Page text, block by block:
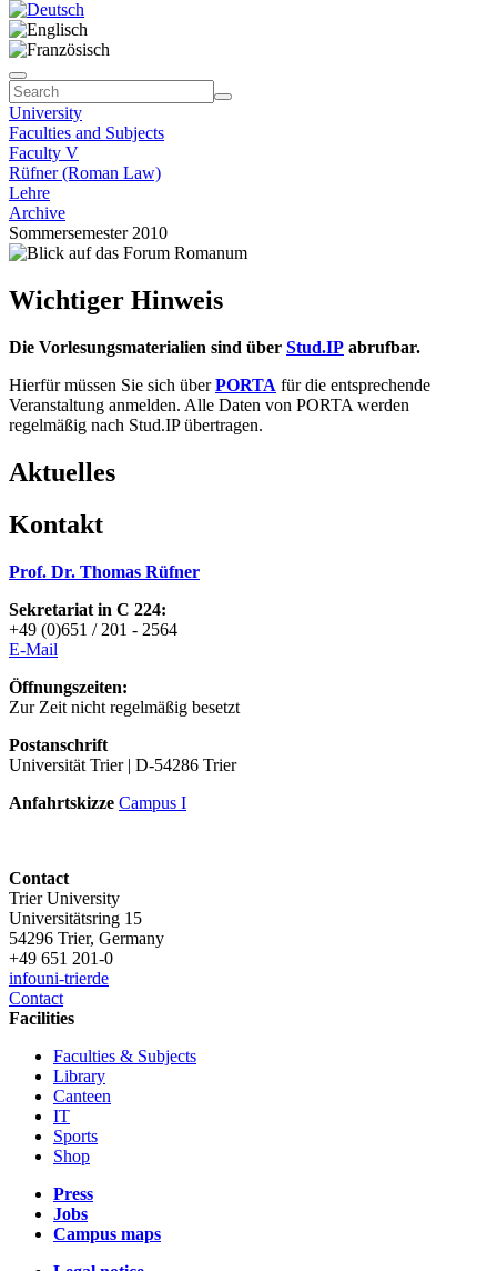
University
Faculties and Subjects
Faculty V
Rüfner (Roman Law)
Lehre
Archive
Sommersemester 2010
Wichtiger Hinweis
Die Vorlesungsmaterialien sind über Stud.IP abrufbar.
Hierfür müssen Sie sich über PORTA für die entsprechende
Veranstaltung anmelden. Alle Daten von PORTA werden
regelmäßig nach Stud.IP übertragen.
Aktuelles
Kontakt
Prof. Dr. Thomas Rüfner
Sekretariat in C 224:
+49 (0)651 / 201 - 2564
E-Mail
Öffnungszeiten:
Zur Zeit nicht regelmäßig besetzt
Postanschrift
Universität Trier | D-54286 Trier
Anfahrtskizze Campus I
Contact
Trier University
Universitätsring 15
54296 Trier, Germany
+49 651 201-0
infouni-trierde
Contact
Facilities
Faculties & Subjects
Library
Canteen
IT
Sports
Shop
Press
Jobs
Campus maps